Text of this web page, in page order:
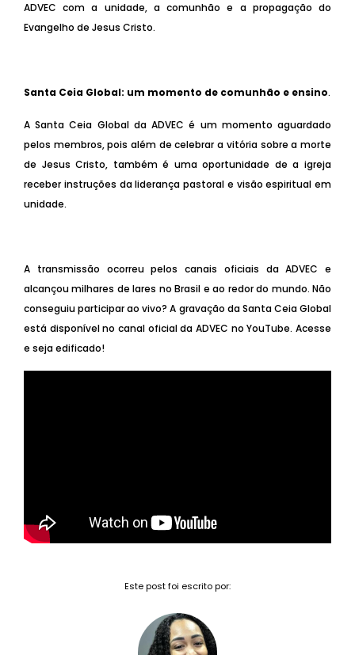
ADVEC com a unidade, a comunhão e a propagação do
Evangelho de Jesus Cristo.
Santa Ceia Global: um momento de comunhão e ensino.
A Santa Ceia Global da ADVEC é um momento aguardado
pelos membros, pois além de celebrar a vitória sobre a morte
de Jesus Cristo, também é uma oportunidade de a igreja
receber instruções da liderança pastoral e visão espiritual em
unidade.
A transmissão ocorreu pelos canais oficiais da ADVEC e
alcançou milhares de lares no Brasil e ao redor do mundo. Não
conseguiu participar ao vivo? A gravação da Santa Ceia Global
está disponível no canal oficial da ADVEC no YouTube. Acesse
e seja edificado!
Este post foi escrito por: